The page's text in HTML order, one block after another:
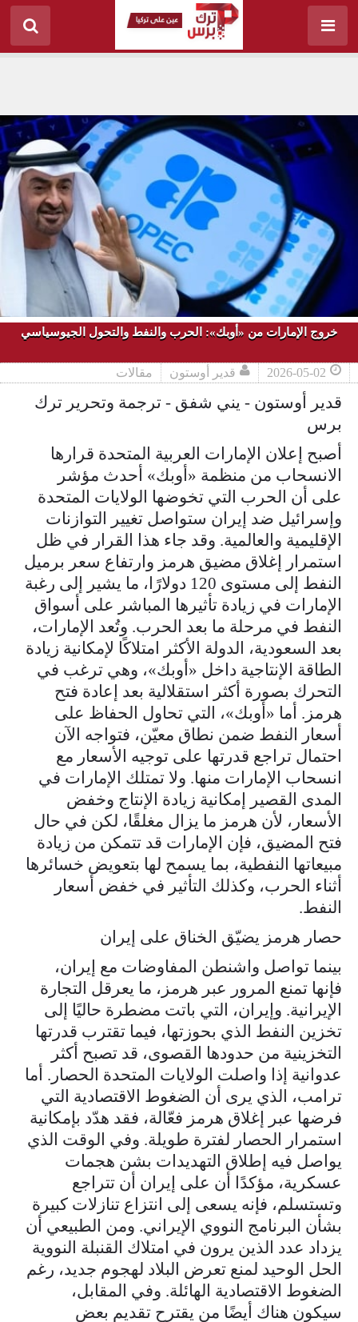
خروج الإمارات من «أوبك»: الحرب والنفط والتحول الجيوسياسي
2026-05-02 قدير أوستون مقالات
قدير أوستون - يني شفق - ترجمة وتحرير ترك
برس
أصبح إعلان الإمارات العربية المتحدة قرارها
الانسحاب من منظمة «أوبك» أحدث مؤشر
على أن الحرب التي تخوضها الولايات المتحدة
وإسرائيل ضد إيران ستواصل تغيير التوازنات
الإقليمية والعالمية. وقد جاء هذا القرار في ظل
استمرار إغلاق مضيق هرمز وارتفاع سعر برميل
النفط إلى مستوى 120 دولارًا، ما يشير إلى رغبة
الإمارات في زيادة تأثيرها المباشر على أسواق
النفط في مرحلة ما بعد الحرب. وتُعد الإمارات،
بعد السعودية، الدولة الأكثر امتلاكًا لإمكانية زيادة
الطاقة الإنتاجية داخل «أوبك»، وهي ترغب في
التحرك بصورة أكثر استقلالية بعد إعادة فتح
هرمز. أما «أوبك»، التي تحاول الحفاظ على
أسعار النفط ضمن نطاق معيّن، فتواجه الآن
احتمال تراجع قدرتها على توجيه الأسعار مع
انسحاب الإمارات منها. ولا تمتلك الإمارات في
المدى القصير إمكانية زيادة الإنتاج وخفض
الأسعار، لأن هرمز ما يزال مغلقًا، لكن في حال
فتح المضيق، فإن الإمارات قد تتمكن من زيادة
مبيعاتها النفطية، بما يسمح لها بتعويض خسائرها
أثناء الحرب، وكذلك التأثير في خفض أسعار
النفط.
حصار هرمز يضيّق الخناق على إيران
بينما تواصل واشنطن المفاوضات مع إيران،
فإنها تمنع المرور عبر هرمز، ما يعرقل التجارة
الإيرانية. وإيران، التي باتت مضطرة حاليًا إلى
تخزين النفط الذي بحوزتها، فيما تقترب قدرتها
التخزينية من حدودها القصوى، قد تصبح أكثر
عدوانية إذا واصلت الولايات المتحدة الحصار. أما
ترامب، الذي يرى أن الضغوط الاقتصادية التي
فرضها عبر إغلاق هرمز فعّالة، فقد هدّد بإمكانية
استمرار الحصار لفترة طويلة. وفي الوقت الذي
يواصل فيه إطلاق التهديدات بشن هجمات
عسكرية، مؤكدًا أن على إيران أن تتراجع
وتستسلم، فإنه يسعى إلى انتزاع تنازلات كبيرة
بشأن البرنامج النووي الإيراني. ومن الطبيعي أن
يزداد عدد الذين يرون في امتلاك القنبلة النووية
الحل الوحيد لمنع تعرض البلاد لهجوم جديد، رغم
الضغوط الاقتصادية الهائلة. وفي المقابل،
سيكون هناك أيضًا من يقترح تقديم بعض